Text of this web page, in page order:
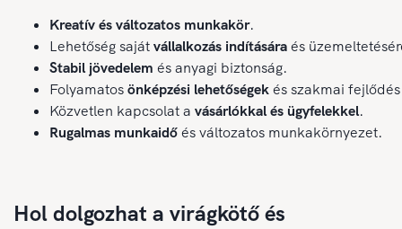
Kreatív és változatos munkakör.
Lehetőség sajátvállalkozás indításáraés
Stabil jövedelem és anyagi biztonság.
Folyamatosönképzési lehetőségekés szakmai
Közvetlen kapcsolat a vásárlókkal és ügyfelekkel.
Rugalmas munkaidőés változatos munkakörnyezet.
Hol dolgozhat a virágkötő és